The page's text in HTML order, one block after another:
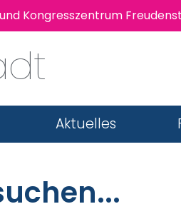
Kongresszentrum
Aktuelles